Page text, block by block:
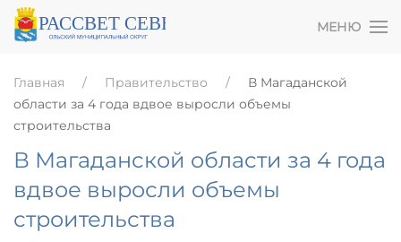
МЕНЮ
Главная Правительство
В Магаданской
области за 4 года вдвое выросли объемы
строительства
В Магаданской области за 4 года
вдвое выросли объемы
строительства